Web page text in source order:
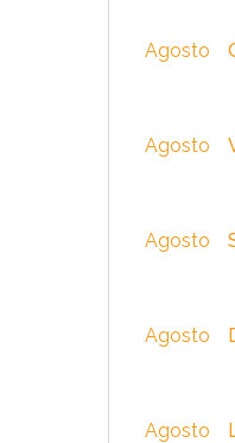
Agosto
Agosto
Agosto
Agosto
Agosto